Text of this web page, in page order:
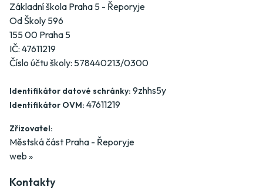
Základní škola Praha 5 - Řeporyje
Od Školy 596
155 00 Praha 5
IČ: 47611219
Číslo účtu školy: 578440213/0300
Identifikátor datové schránky: 9zhhs5y
Identifikátor OVM: 47611219
Zřizovatel:
Městská část Praha - Řeporyje
web »
Kontakty